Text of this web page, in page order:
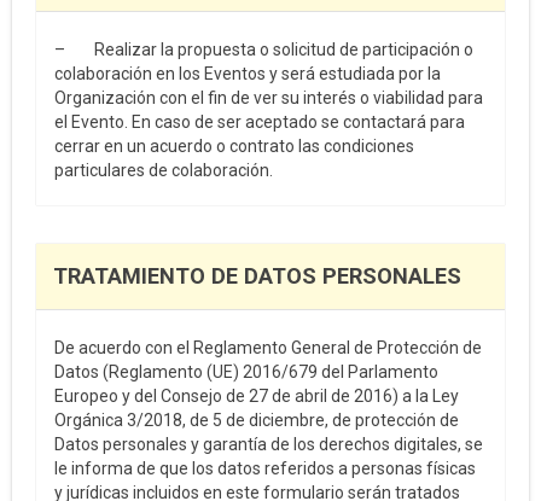
– Realizar la propuesta o solicitud de participación o
colaboración en los Eventos y será estudiada por la
Organización con el fin de ver su interés o viabilidad para
el Evento. En caso de ser aceptado se contactará para
cerrar en un acuerdo o contrato las condiciones
particulares de colaboración.
TRATAMIENTO DE DATOS PERSONALES
De acuerdo con el Reglamento General de Protección de
Datos (Reglamento (UE) 2016/679 del Parlamento
Europeo y del Consejo de 27 de abril de 2016) a la Ley
Orgánica 3/2018, de 5 de diciembre, de protección de
Datos personales y garantía de los derechos digitales, se
le informa de que los datos referidos a personas físicas
y jurídicas incluidos en este formulario serán tratados